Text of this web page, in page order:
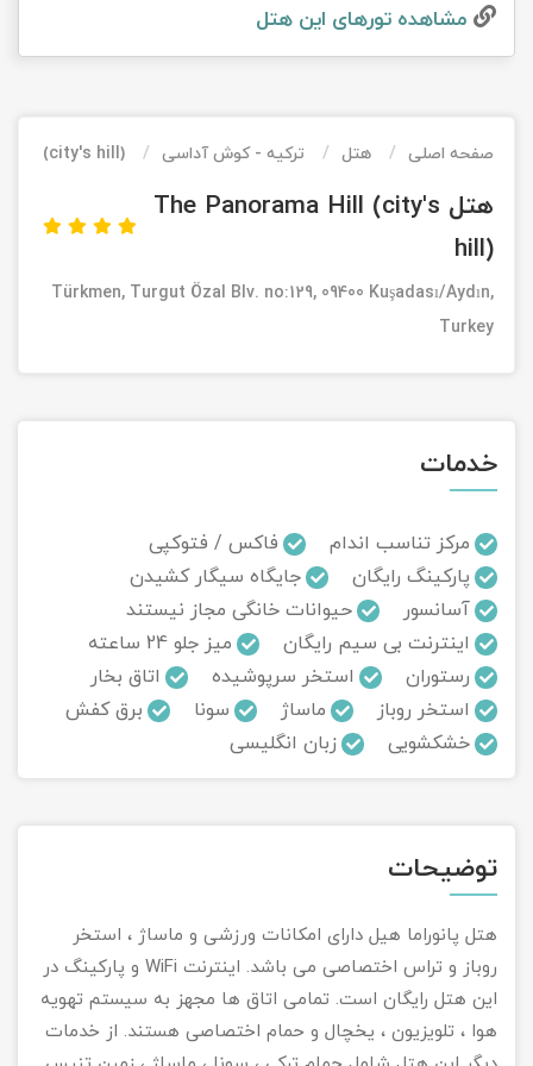
مشاهده تور‌های این هتل
صفحه اصلی هتل ترکیه - کوش آداسی Hill (city's hill)
هتل The Panorama Hill (city's
hill)
Türkmen, Turgut Özal Blv. no:129, 09400 Kuşadası/Aydın,
Turkey
خدمات
مرکز تناسب اندام
فاکس / فتوکپی
پارکینگ رایگان
جایگاه سیگار کشیدن
آسانسور
حیوانات خانگی مجاز نیستند
اینترنت بی سیم رایگان
میز جلو 24 ساعته
رستوران
استخر سرپوشیده
اتاق بخار
استخر روباز
ماساژ سونا
برق کفش
خشکشویی
زبان انگلیسی
توضیحات
هتل پانوراما هیل دارای امکانات ورزشی و ماساژ ، استخر
روباز و تراس اختصاصی می باشد. اینترنت WiFi و پارکینگ در
این هتل رایگان است. تمامی اتاق ها مجهز به سیستم تهویه
هوا ، تلویزیون ، یخچال و حمام اختصاصی هستند. از خدمات
تور کویر کاراکال
تور کویر مصر
تور کویر ابوزیدآباد
تور هرمز
تور مرداب سراوان
تور سوباتان
تور چابهار
تور مرداب هسل
تور کاشان
تور ترکمن صحرا
تور آفرود
تور کیش از ساری
اقساطی
تور کیش از بندرعباس
اقساطی
تور قزاقستان اقساطی
تور زیارتی اقساطی